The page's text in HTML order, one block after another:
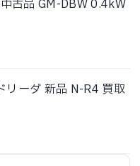
古品 GM-DBW 0.4kW
リーダ 新品 N-R4 買取